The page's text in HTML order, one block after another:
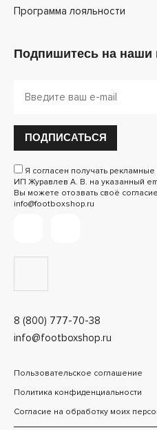
8 (800) 777-70-38
info@footboxshop.ru
Программа лояльности
Подпишитесь на наши
ПОДПИСАТЬСЯ
Я согласен получать
ИП Журавлев А. В. на указанный
Вы можете отозвать своё
info@footboxshop.ru
Пользовательское соглашение
Политика конфиденциальности
Согласие на обработку моих